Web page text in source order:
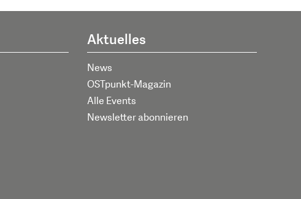
Aktuelles
News
OSTpunkt-Magazin
Alle Events
Newsletter abonnieren